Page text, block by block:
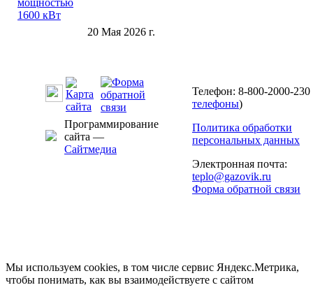
20 Мая 2026 г.
Программирование
сайта —
Сайтмедиа
Телефон: 8-800-2000-230
телефоны)
Политика обработки
персональных данных
Электронная почта:
teplo@gazovik.ru
Форма обратной связи
Мы используем cookies, в том числе сервис Яндекс.Метрика,
чтобы понимать, как вы взаимодействуете с сайтом